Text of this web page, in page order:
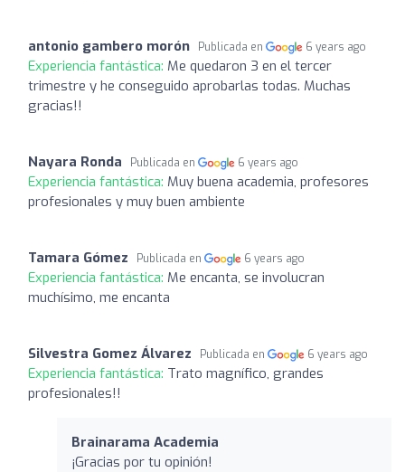
antonio gambero morón Publicada en 6 years ago
Experiencia fantástica: Me quedaron 3 en el tercer
trimestre y he conseguido aprobarlas todas. Muchas
gracias!!
Nayara Ronda Publicada en 6 years ago
Experiencia fantástica: Muy buena academia, profesores
profesionales y muy buen ambiente
Tamara Gómez Publicada en 6 years ago
Experiencia fantástica: Me encanta, se involucran
muchísimo, me encanta
Silvestra Gomez Álvarez Publicada en 6 years ago
Experiencia fantástica: Trato magnífico, grandes
profesionales!!
Brainarama Academia
¡Gracias por tu opinión!